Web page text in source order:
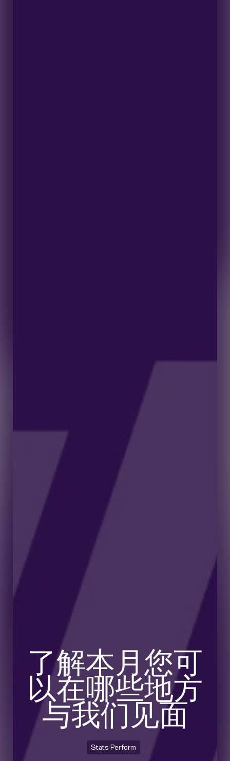
了解本月您可
以在哪些地方
与我们见面
Stats Perform